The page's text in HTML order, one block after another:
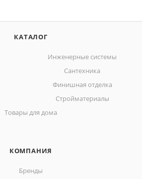
КАТАЛОГ
Инженерные системы
Сантехника
Финишная отделка
Стройматериалы
Товары для дома
КОМПАНИЯ
Бренды